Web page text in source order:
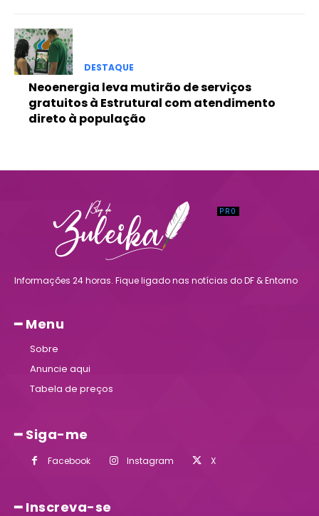
DESTAQUE
Neoenergia leva mutirão de serviços
gratuitos à Estrutural com atendimento
direto à população
Informações 24 horas. Fique ligado nas notícias do DF & Entorno
━ Menu
Sobre
Anuncie aqui
Tabela de preços
━ Siga-me
Facebook Instagram X
━ Inscreva-se